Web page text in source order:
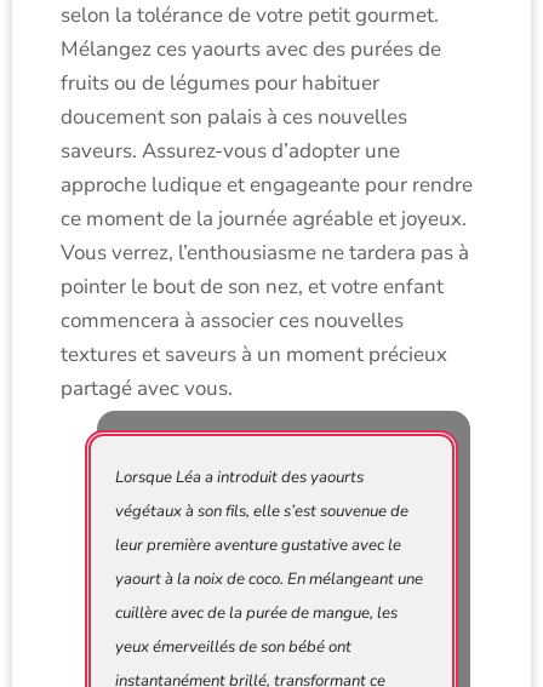
selon la tolérance de votre petit gourmet.
Mélangez ces yaourts avec des purées de
fruits ou de légumes pour habituer
doucement son palais à ces nouvelles
saveurs. Assurez-vous d’adopter une
approche ludique et engageante pour rendre
ce moment de la journée agréable et joyeux.
Vous verrez, l’enthousiasme ne tardera pas à
pointer le bout de son nez, et votre enfant
commencera à associer ces nouvelles
textures et saveurs à un moment précieux
partagé avec vous.
Lorsque Léa a introduit des yaourts
végétaux à son fils, elle s’est souvenue de
leur première aventure gustative avec le
yaourt à la noix de coco. En mélangeant une
cuillère avec de la purée de mangue, les
yeux émerveillés de son bébé ont
instantanément brillé, transformant ce